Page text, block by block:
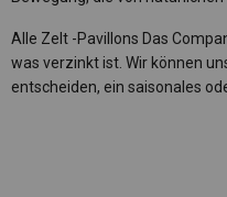
Alle Zelt -Pavillons Das
was verzinkt ist. Wir können
entscheiden, ein saisonales